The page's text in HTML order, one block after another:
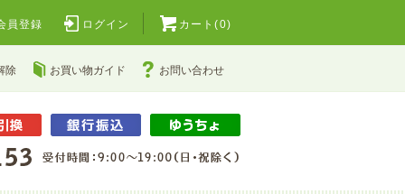
員登録 ログイン カート(0)
除 お買い物ガイド お問い合わせ